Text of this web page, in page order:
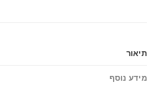
תיאור
מידע נוסף